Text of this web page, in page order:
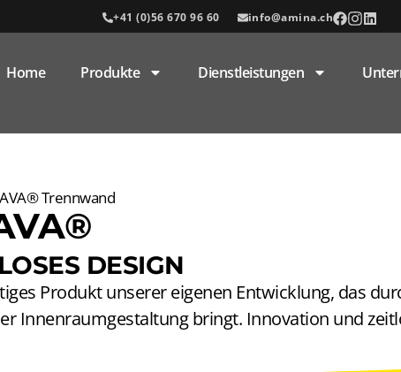
+41 (0)56 670 96 60 info@amina.ch
Home Produkte Dienstleistungen
Trennwand
DESIGN
Produkt unserer eigenen Entwicklung, das
Innenraumgestaltung bringt. Innovation und